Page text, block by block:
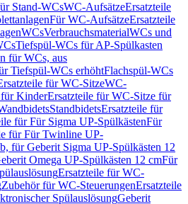
Stand-WCsWC-AufsätzeErsatzteile
Für WC-AufsätzeErsatzteile
WCsVerbrauchsmaterialWCs und
Tiefspül-WCs für AP-Spülkasten
für WCs, aus
Tiefspül-WCs erhöhtFlachspül-WCs
für WC-SitzeWC-
KinderErsatzteile für WC-Sitze für
StandbidetsErsatzteile für
für Für Sigma UP-SpülkästenFür
für Für Twinline UP-
für Geberit Sigma UP-Spülkästen 12
Omega UP-Spülkästen 12 cmFür
Ersatzteile für WC-
Zubehör für WC-SteuerungenErsatzteile
SpülauslösungGeberit